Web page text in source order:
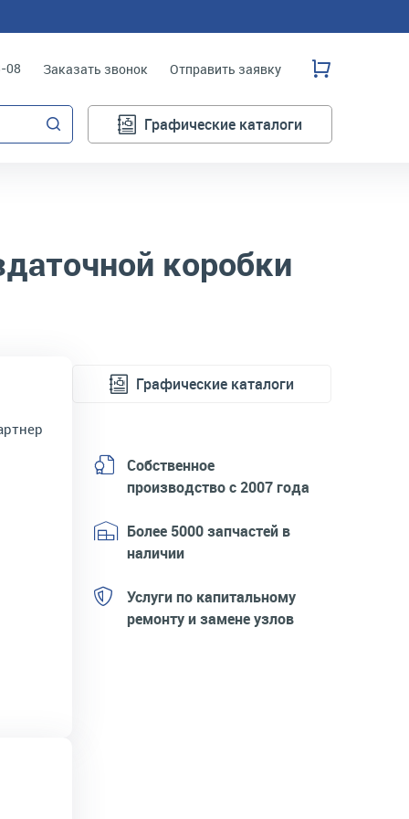
08 Заказать звонок Отправить заявку
Графические каталоги
коробки
Графические каталоги
Собственное
производство с 2007 года
Более 5000 запчастей в
наличии
Услуги по капитальному
ремонту и замене узлов